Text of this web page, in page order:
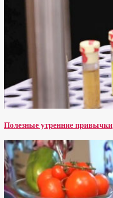
Полезные утренние привычки